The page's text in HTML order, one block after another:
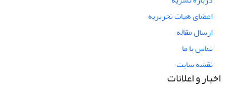
اعضای هیات تحریریه
ارسال مقاله
تماس با ما
نقشه سایت
اخبار و اعلانات